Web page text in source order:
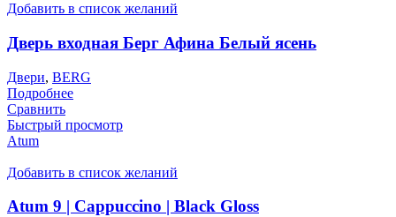
Добавить в список желаний
Дверь входная Берг Афина Белый ясень
Двери, BERG
Подробнее
Сравнить
Быстрый просмотр
Atum
Добавить в список желаний
Atum 9 | Cappuccino | Black Gloss